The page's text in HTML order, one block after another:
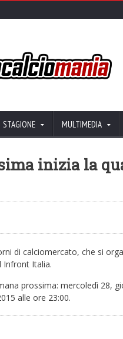
STAGIONE MULTIMEDIA
inizia la
di calciomercato, che si
Infront Italia.
prossima: mercoledì 28,
alle ore 23:00.